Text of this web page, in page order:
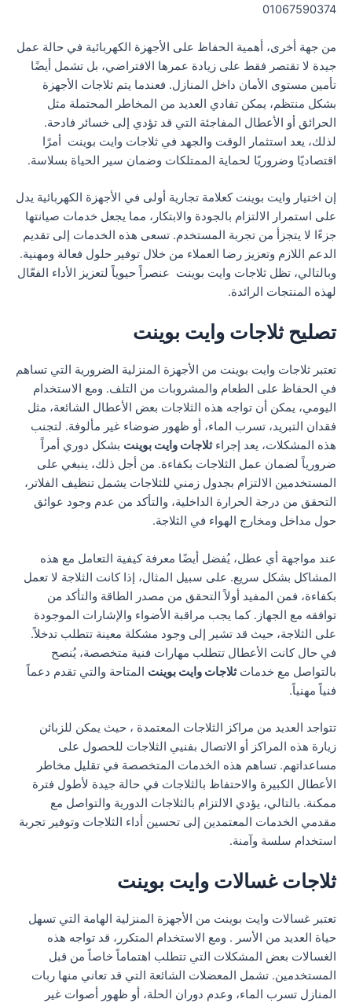
01067590374
من جهة أخرى، أهمية الحفاظ على الأجهزة الكهربائية في حالة عمل
جيدة لا تقتصر فقط على زيادة عمرها الافتراضي، بل تشمل أيضًا
تأمين مستوى الأمان داخل المنازل. فعندما يتم ثلاجات الأجهزة
بشكل منتظم، يمكن تفادي العديد من المخاطر المحتملة مثل
الحرائق أو الأعطال المفاجئة التي قد تؤدي إلى خسائر فادحة.
لذلك، يعد استثمار الوقت والجهد في ثلاجات وايت بوينت أمرًا
اقتصاديًا وضروريًا لحماية الممتلكات وضمان سير الحياة بسلاسة.
إن اختيار وايت بوينت كعلامة تجارية أولى في الأجهزة الكهربائية يدل
على استمرار الالتزام بالجودة والابتكار، مما يجعل خدمات صيانتها
جزءًا لا يتجزأ من تجربة المستخدم. تسعى هذه الخدمات إلى تقديم
الدعم اللازم وتعزيز رضا العملاء من خلال توفير حلول فعالة ومهنية.
وبالتالي، تظل ثلاجات وايت بوينت عنصراً حيوياً لتعزيز الأداء الفعّال
لهذه المنتجات الرائدة.
تصليح ثلاجات وايت بوينت
تعتبر ثلاجات وايت بوينت من الأجهزة المنزلية الضرورية التي تساهم
في الحفاظ على الطعام والمشروبات من التلف. ومع الاستخدام
اليومي، يمكن أن تواجه هذه الثلاجات بعض الأعطال الشائعة، مثل
فقدان التبريد، تسرب الماء، أو ظهور ضوضاء غير مألوفة. لتجنب
هذه المشكلات، يعد إجراءثلاجات وايت بوينت بشكل دوري أمراً
ضرورياً لضمان عمل الثلاجات بكفاءة. من أجل ذلك، ينبغي على
المستخدمين الالتزام بجدول زمني للثلاجات يشمل تنظيف الفلاتر،
التحقق من درجة الحرارة الداخلية، والتأكد من عدم وجود عوائق
حول مداخل ومخارج الهواء في الثلاجة.
عند مواجهة أي عطل، يُفضل أيضًا معرفة كيفية التعامل مع هذه
المشاكل بشكل سريع. على سبيل المثال، إذا كانت الثلاجة لا تعمل
بكفاءة، فمن المفيد أولاً التحقق من مصدر الطاقة والتأكد من
توافقه مع الجهاز. كما يجب مراقبة الأضواء والإشارات الموجودة
على الثلاجة، حيث قد تشير إلى وجود مشكلة معينة تتطلب تدخلاً.
في حال كانت الأعطال تتطلب مهارات فنية متخصصة، يُنصح
بالتواصل مع خدماتثلاجات وايت بوينت المتاحة والتي تقدم دعماً
فنياً مهنياً.
تتواجد العديد من مراكز الثلاجات المعتمدة ، حيث يمكن للزبائن
زيارة هذه المراكز أو الاتصال بفنيي الثلاجات للحصول على
مساعداتهم. تساهم هذه الخدمات المتخصصة في تقليل مخاطر
الأعطال الكبيرة والاحتفاظ بالثلاجات في حالة جيدة لأطول فترة
ممكنة. بالتالي، يؤدي الالتزام بالثلاجات الدورية والتواصل مع
مقدمي الخدمات المعتمدين إلى تحسين أداء الثلاجات وتوفير تجربة
استخدام سلسة وآمنة.
ثلاجات غسالات وايت بوينت
تعتبر غسالات وايت بوينت من الأجهزة المنزلية الهامة التي تسهل
حياة العديد من الأسر . ومع الاستخدام المتكرر، قد تواجه هذه
الغسالات بعض المشكلات التي تتطلب اهتماماً خاصاً من قبل
المستخدمين. تشمل المعضلات الشائعة التي قد تعاني منها ربات
المنازل تسرب الماء، وعدم دوران الحلة، أو ظهور أصوات غير